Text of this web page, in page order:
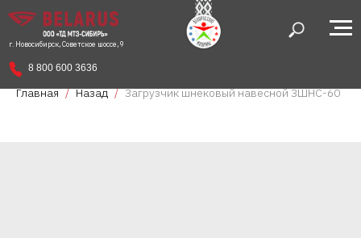
г. Новосибирск, Советское шоссе, 9
8 800 600 3636
Главная Назад Загрузчик шнековый навесной ЗШНС-60